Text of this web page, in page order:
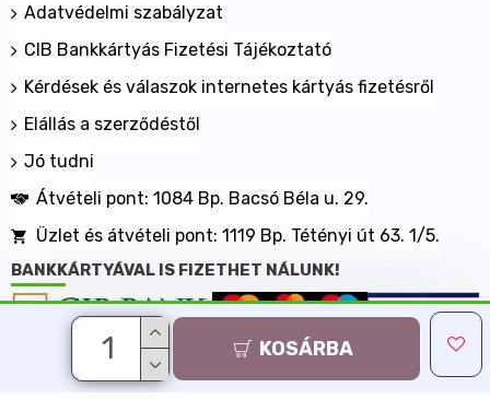
KOSÁRBA
Adatvédelmi szabályzat
CIB Bankkártyás Fizetési Tájékoztató
Kérdések és válaszok internetes kártyás fizetésről
Elállás a szerződéstől
Jó tudni
Átvételi pont: 1084 Bp. Bacsó Béla u. 29.
Üzlet és átvételi pont: 1119 Bp. Tétényi út 63. 1/5.
BANKKÁRTYÁVAL IS FIZETHET NÁLUNK!
Minden jog fenntartva, MaxShopping Kft. 2013-2026
Árukereső.hu